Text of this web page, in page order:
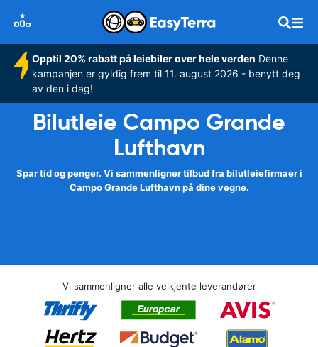
Opptil 20% rabatt på leiebiler over hele verden Denne
kampanjen er gyldig frem til 11. august 2026 - benytt deg
av den i dag!
Bilutleie Campo Grande
Lufthavn
Spar tid og penger. Vi sammenligner tilbud fra bilutleiefirmaer i
Campo Grande Lufthavn på dine vegne.
Vi sammenligner alle velkjente leverandører